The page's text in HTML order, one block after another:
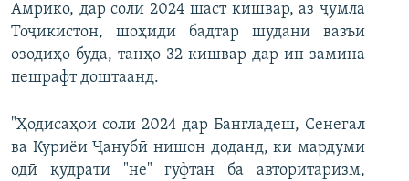
Амрико, дар соли 2024 шаст кишвар, аз ҷумла
Тоҷикистон, шоҳиди бадтар шудани вазъи
озодиҳо буда, танҳо 32 кишвар дар ин замина
пешрафт доштаанд.
"Ҳодисаҳои соли 2024 дар Бангладеш, Сенегал
ва Куриёи Ҷанубӣ нишон доданд, ки мардуми
одӣ қудрати "не" гуфтан ба авторитаризм,